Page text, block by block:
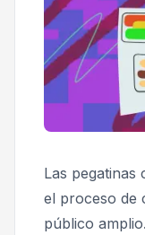
Las pegatinas
el proceso de
público